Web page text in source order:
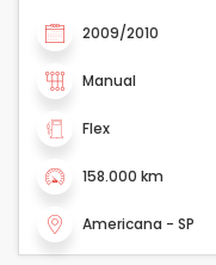
2009/2010
Manual
Flex
158.000 km
Americana - SP